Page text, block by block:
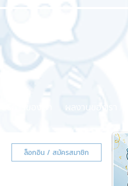
ผลงานของเรา
ล็อกอิน / สมัครสมาชิก